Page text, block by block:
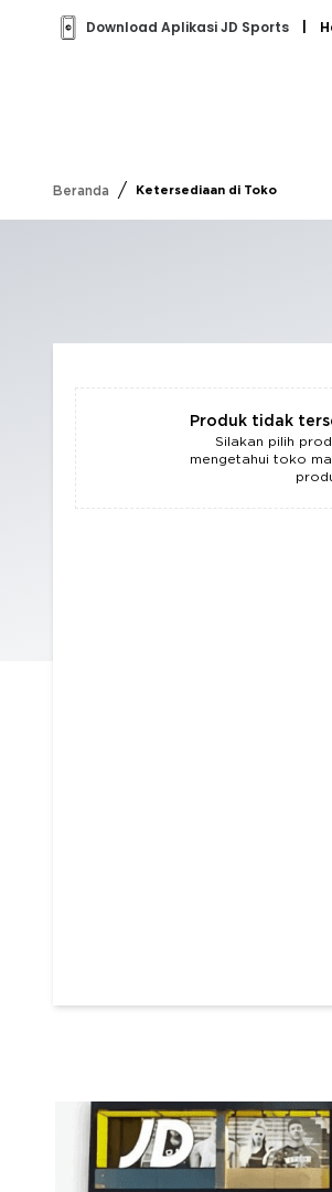
Download Aplikasi JD Sports
Beranda / Ketersediaan di Toko
Produk tidak
Silakan pilih
mengetahui toko